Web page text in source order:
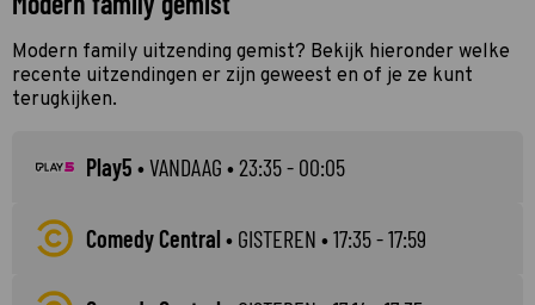
Modern family uitzending gemist? Bekijk hieronder welke
recente uitzendingen er zijn geweest en of je ze kunt
terugkijken.
Play5 •VANDAAG • 23:35 - 00:05
Comedy Central • GISTEREN • 17:35 - 17:59